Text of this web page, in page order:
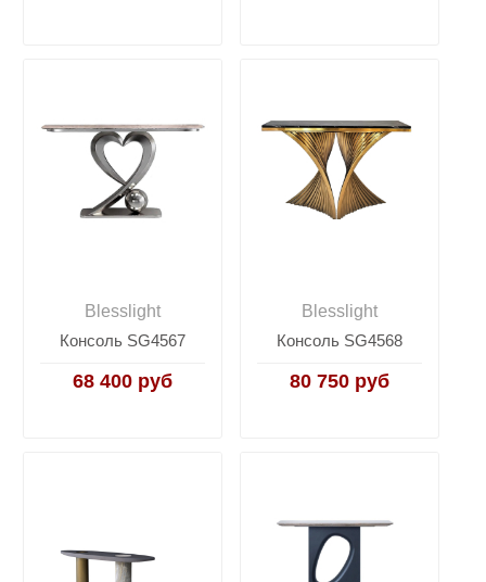
Blesslight
Консоль SG4567
68 400 руб
Blesslight
Консоль SG4568
80 750 руб